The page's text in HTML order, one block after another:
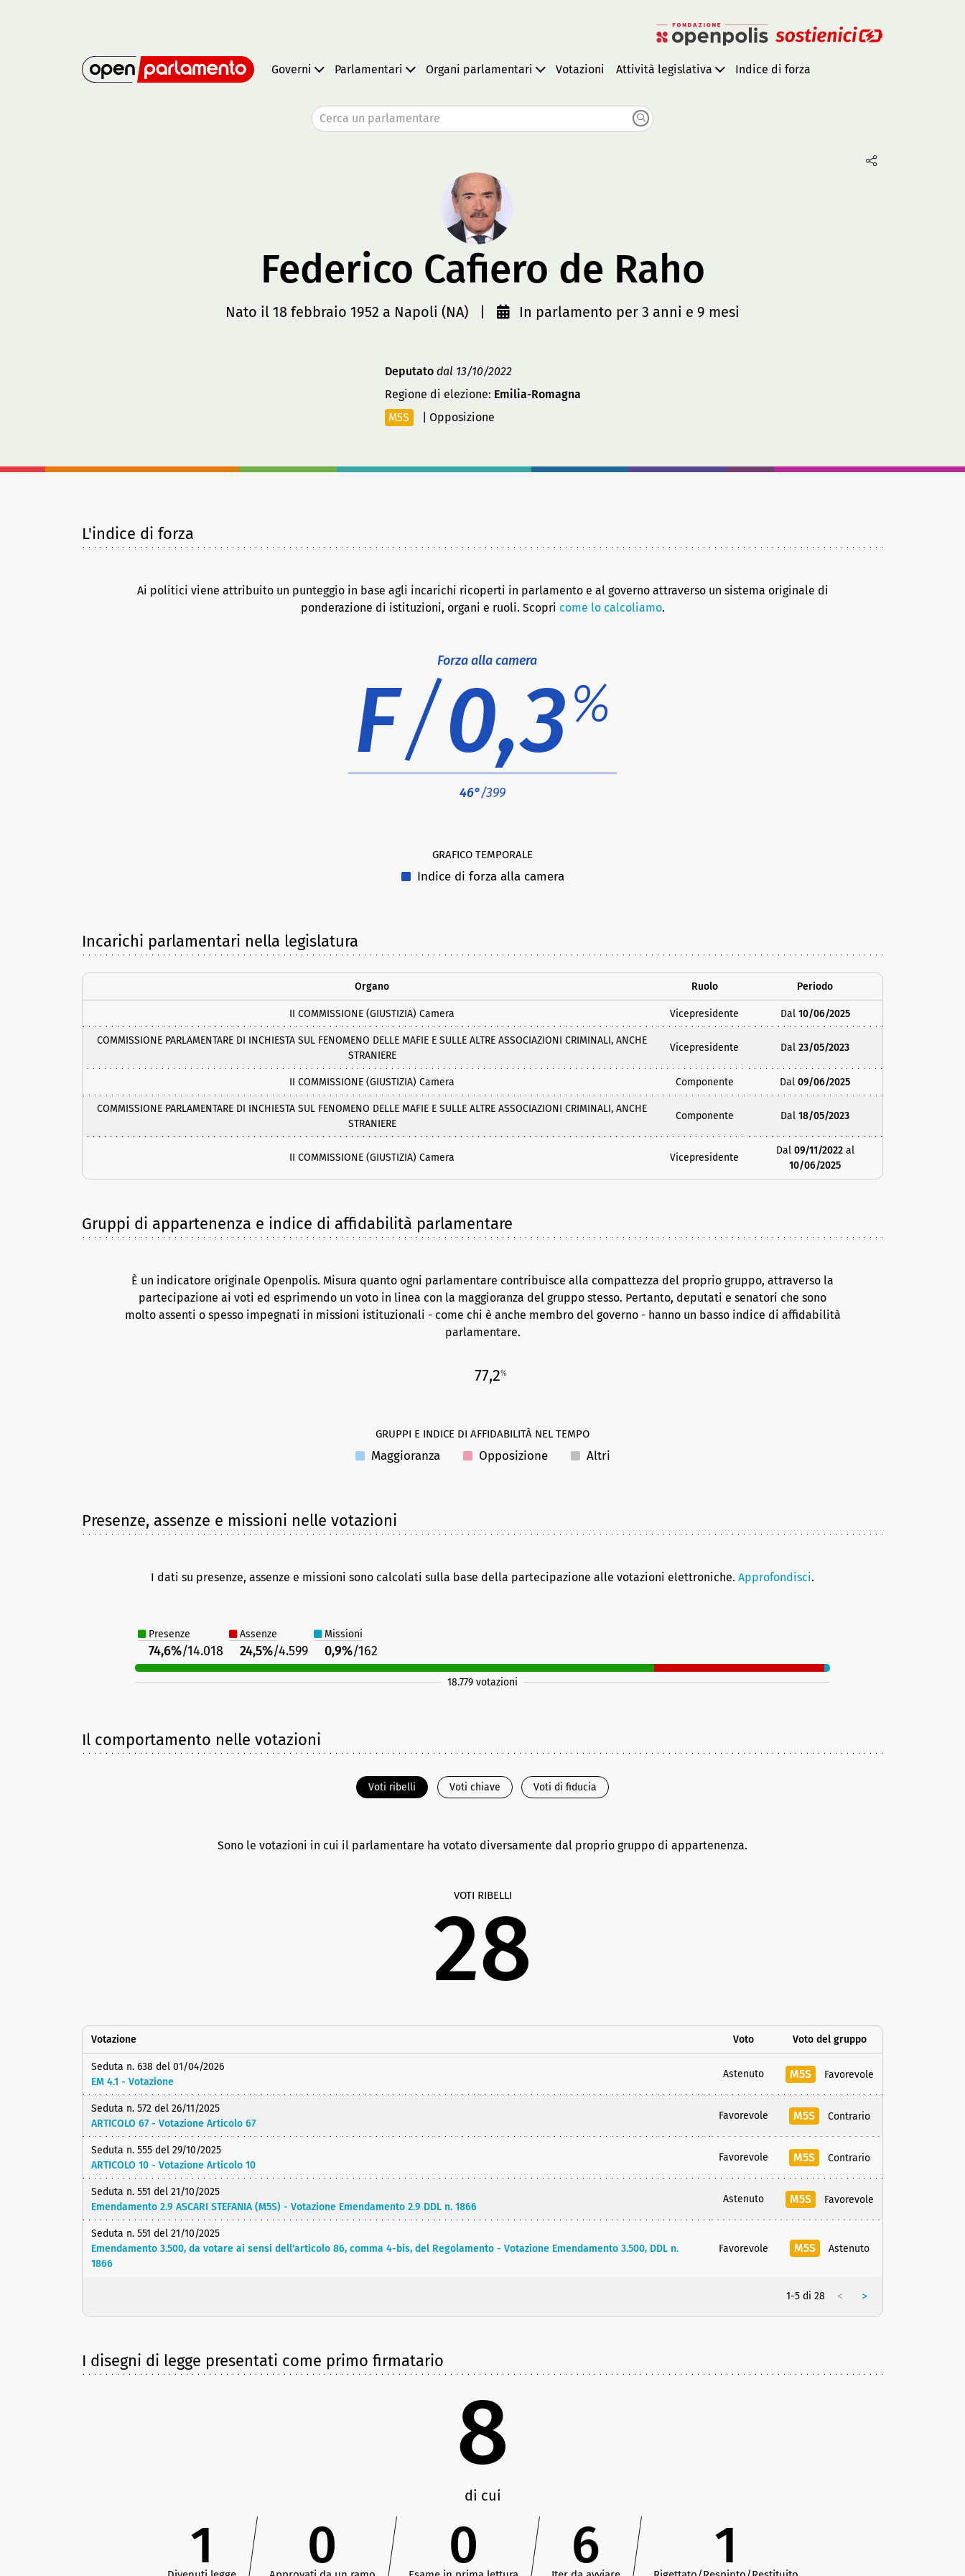
Governi Parlamentari Organi parlamentari Votazioni Attività legislativa Indice di forza
Cerca un parlamentare
Federico Cafiero de Raho
Nato il 18 febbraio 1952 a Napoli (NA) In parlamento per 3 anni e 9 mesi
Deputatodal 13/10/2022
Regione di elezione: Emilia-Romagna
M5S
Opposizione
L'indice di forza
Ai politici viene attribuito un punteggio in base agli incarichi ricoperti in parlamento e al governo attraverso un sistema originale di
ponderazione di istituzioni, organi e ruoli. Scopri come lo calcoliamo.
Forza alla camera
F/0,3%
46°/399
GRAFICO TEMPORALE
Indice di forza alla camera
Incarichi parlamentari nella legislatura
Organo Ruolo Periodo
II COMMISSIONE (GIUSTIZIA) Camera Vicepresidente Dal 10/06/2025
COMMISSIONE PARLAMENTARE DI INCHIESTA SUL FENOMENO DELLE MAFIE E SULLE ALTRE ASSOCIAZIONI CRIMINALI, ANCHE
STRANIERE
Vicepresidente Dal 23/05/2023
II COMMISSIONE (GIUSTIZIA) Camera Componente Dal 09/06/2025
COMMISSIONE PARLAMENTARE DI INCHIESTA SUL FENOMENO DELLE MAFIE E SULLE ALTRE ASSOCIAZIONI CRIMINALI, ANCHE
STRANIERE
Componente Dal 18/05/2023
II COMMISSIONE (GIUSTIZIA) Camera Vicepresidente
Dal 09/11/2022al
10/06/2025
Gruppi di appartenenza e indice di affidabilità parlamentare
È un indicatore originale Openpolis. Misura quanto ogni parlamentare contribuisce alla compattezza del proprio gruppo, attraverso la
partecipazione ai voti ed esprimendo un voto in linea con la maggioranza del gruppo stesso. Pertanto, deputati e senatori che sono
molto assenti o spesso impegnati in missioni istituzionali - come chi è anche membro del governo - hanno un basso indice di affidabilità
parlamentare.
77,2%
GRUPPI E INDICE DI AFFIDABILITÀ NEL TEMPO
Maggioranza Opposizione Altri
Presenze, assenze e missioni nelle votazioni
I dati su presenze, assenze e missioni sono calcolati sulla base della partecipazione alle votazioni elettroniche. Approfondisci.
Presenze Assenze Missioni
74,6%/14.018 24,5%/4.599 0,9%/162
18.779 votazioni
Il comportamento nelle votazioni
Voti ribelli Voti chiave Voti di fiducia
Sono le votazioni in cui il parlamentare ha votato diversamente dal proprio gruppo di appartenenza.
VOTI RIBELLI
28
Votazione Voto Voto del gruppo
Seduta n. 638 del 01/04/2026
EM 4.1 - Votazione
Astenuto M5S Favorevole
Seduta n. 572 del 26/11/2025
ARTICOLO 67 - Votazione Articolo 67
Favorevole M5S Contrario
Seduta n. 555 del 29/10/2025
ARTICOLO 10 - Votazione Articolo 10
Favorevole M5S Contrario
Seduta n. 551 del 21/10/2025
Emendamento 2.9 ASCARI STEFANIA (M5S) - Votazione Emendamento 2.9 DDL n. 1866
Astenuto M5S Favorevole
Seduta n. 551 del 21/10/2025
Emendamento 3.500, da votare ai sensi dell'articolo 86, comma 4-bis, del Regolamento - Votazione Emendamento 3.500, DDL n.
1866
Favorevole M5S Astenuto
1-5 di 28 < >
I disegni di legge presentati come primo firmatario
8
di cui
1 0 0 6 1